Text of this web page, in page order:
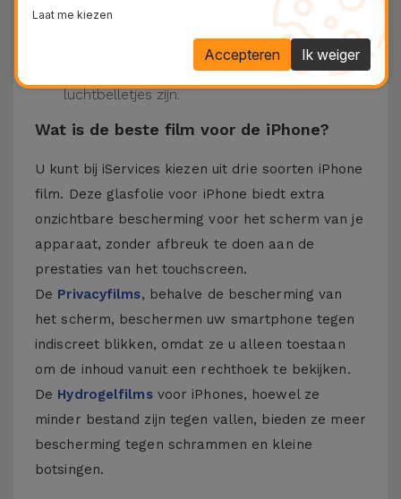
Zorg ervoor dat het scherm van je iPhone
schoon is. Gebruik dan het droge doek en de
beschikbare stickers.
Plaats de film op de iPhone, druk van het
midden naar de zijkanten, waardoor er geen
luchtbelletjes zijn.
Wat is de beste film voor de iPhone?
U kunt bij iServices kiezen uit drie soorten iPhone
film. Deze glasfolie voor iPhone biedt extra
onzichtbare bescherming voor het scherm van je
apparaat, zonder afbreuk te doen aan de
prestaties van het touchscreen.
De Privacyfilms, behalve de bescherming van
het scherm, beschermen uw smartphone tegen
indiscreet blikken, omdat ze u alleen toestaan
om de inhoud vanuit een rechthoek te bekijken.
De Hydrogelfilmsvoor iPhones, hoewel ze
minder bestand zijn tegen vallen, bieden ze meer
bescherming tegen schrammen en kleine
botsingen.
Laat me kiezen
Ik weiger
Accepteren